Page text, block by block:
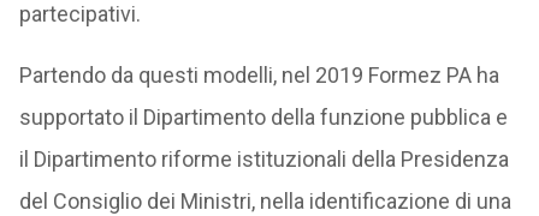
partecipativi.
Partendo da questi modelli, nel 2019 Formez PA ha
supportato il Dipartimento della funzione pubblica e
il Dipartimento riforme istituzionali della Presidenza
del Consiglio dei Ministri, nella identificazione di una